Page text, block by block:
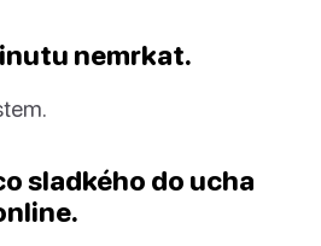
nemrkat.
sladkého do ucha